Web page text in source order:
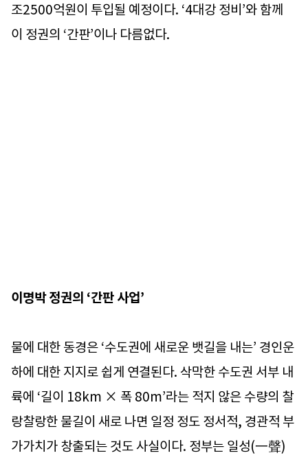
조2500억원이 투입될 예정이다. ‘4대강 정비’와 함께
이 정권의 ‘간판’이나 다름없다.
이명박 정권의 ‘간판 사업’
물에 대한 동경은 ‘수도권에 새로운 뱃길을 내는’ 경인운
하에 대한 지지로 쉽게 연결된다. 삭막한 수도권 서부 내
륙에 ‘길이 18km × 폭 80m’라는 적지 않은 수량의 찰
랑찰랑한 물길이 새로 나면 일정 정도 정서적, 경관적 부
가가치가 창출되는 것도 사실이다. 정부는 일성(一聲)